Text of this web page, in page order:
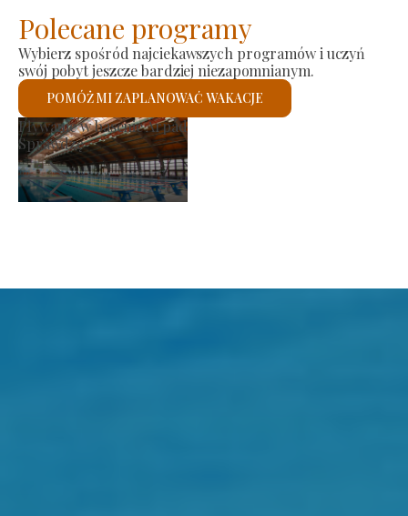
Polecane programy
Wybierz spośród najciekawszych programów i uczyń
swój pobyt jeszcze bardziej niezapomnianym.
POMÓŻ MI ZAPLANOWAĆ WAKACJE
Rynek producenta
Sprawdzę